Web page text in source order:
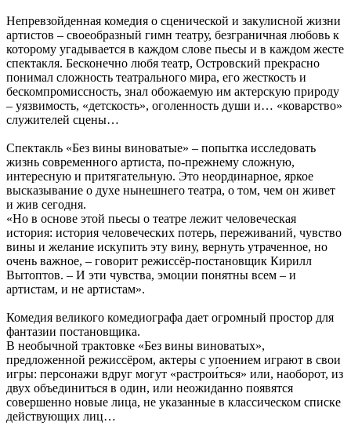
Непревзойденная комедия о сценической и закулисной жизни
артистов – своеобразный гимн театру, безграничная любовь к
которому угадывается в каждом слове пьесы и в каждом жесте
спектакля. Бесконечно любя театр, Островский прекрасно
понимал сложность театрального мира, его жесткость и
бескомпромиссность, знал обожаемую им актерскую природу
– уязвимость, «детскость», оголенность души и… «коварство»
служителей сцены…
Спектакль «Без вины виноватые» – попытка исследовать
жизнь современного артиста, по-прежнему сложную,
интересную и притягательную. Это неординарное, яркое
высказывание о духе нынешнего театра, о том, чем он живет
и жив сегодня.
«Но в основе этой пьесы о театре лежит человеческая
история: история человеческих потерь, переживаний, чувство
вины и желание искупить эту вину, вернуть утраченное, но
очень важное, – говорит режиссёр-постановщик Кирилл
Вытоптов. – И эти чувства, эмоции понятны всем – и
артистам, и не артистам».
Комедия великого комедиографа дает огромный простор для
фантазии постановщика.
В необычной трактовке «Без вины виноватых»,
предложенной режиссёром, актеры с упоением играют в свои
игры: персонажи вдруг могут «растрои́ться» или, наоборот, из
двух объединиться в один, или неожиданно появятся
совершенно новые лица, не указанные в классическом списке
действующих лиц…